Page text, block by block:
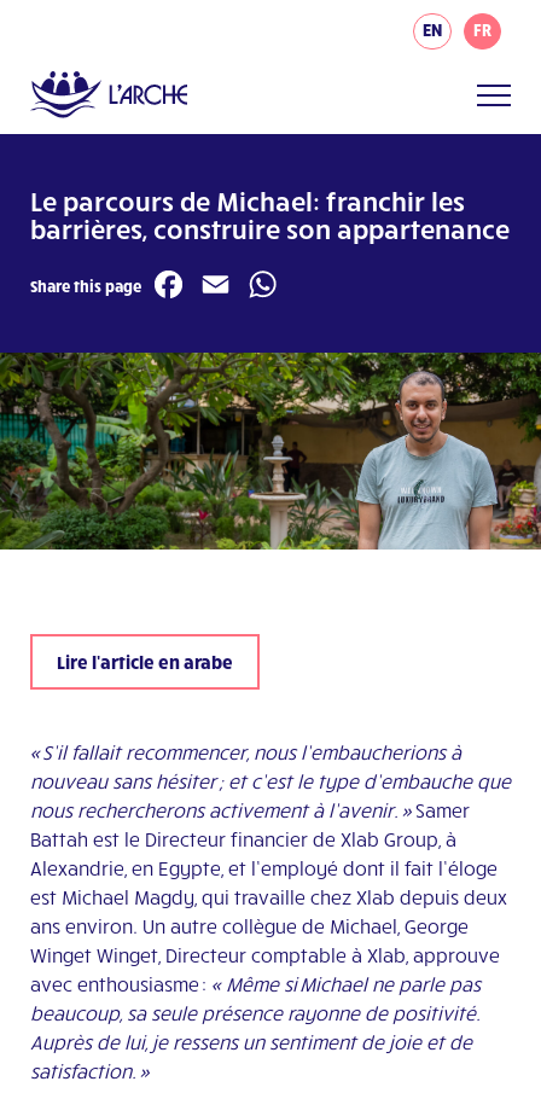
EN FR
Le parcours de Michael: franchir les
barrières, construire son appartenance
Share this page Facebook
Email
Lire l'article en arabe
« S’il fallait recommencer, nous l’embaucherions à
nouveau sans hésiter ; et c’est le type d’embauche que
nous rechercherons activement à l’avenir. » Samer
Battah est le Directeur financier de Xlab Group, à
Alexandrie, en Egypte, et l’employé dont il fait l’éloge
est Michael Magdy, qui travaille chez Xlab depuis deux
ans environ. Un autre collègue de Michael, George
Winget Winget, Directeur comptable à Xlab, approuve
avec enthousiasme : « Même si Michael ne parle pas
beaucoup, sa seule présence rayonne de positivité.
Auprès de lui, je ressens un sentiment de joie et de
satisfaction. »